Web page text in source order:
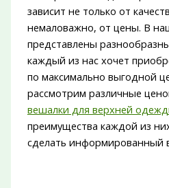
зависит не только от
немаловажно, от цены. В
представлены
каждый из нас хочет
по максимально выгодной
рассмотрим различные
вешалки для верхней
преимущества каждой из
сделать информированный